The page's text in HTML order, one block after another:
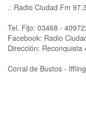
.: Radio Ciudad Fm
Tel. Fijo: 03468 -
Facebook: Radio
Dirección: Reconquista
Corral de Bustos -